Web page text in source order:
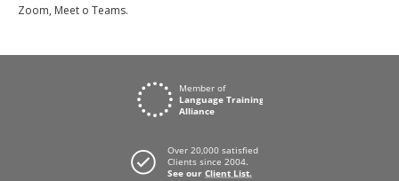
Zoom, Meet o Teams.